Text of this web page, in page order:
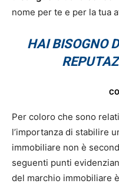
nome per te e per la tua
HAI BISOGNO
Per coloro che sono
l’importanza di stabilire
immobiliare non è
seguenti punti
del marchio immobiliare